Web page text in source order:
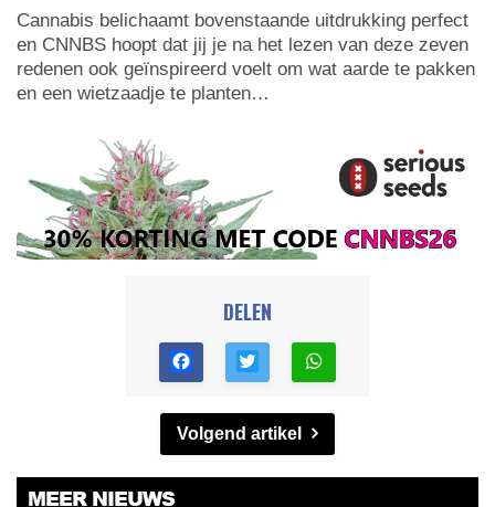
Cannabis belichaamt bovenstaande uitdrukking perfect
en CNNBS hoopt dat jij je na het lezen van deze zeven
redenen ook geïnspireerd voelt om wat aarde te pakken
en een wietzaadje te planten…
DELEN
Volgend artikel
MEER NIEUWS